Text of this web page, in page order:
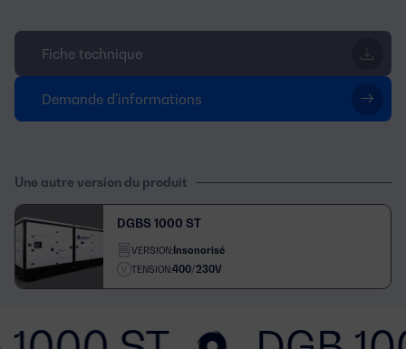
Fiche technique
Demande d'informations
Une autre version du produit
DGBS 1000 ST
VERSION:Insonorisé
TENSION:400/230V